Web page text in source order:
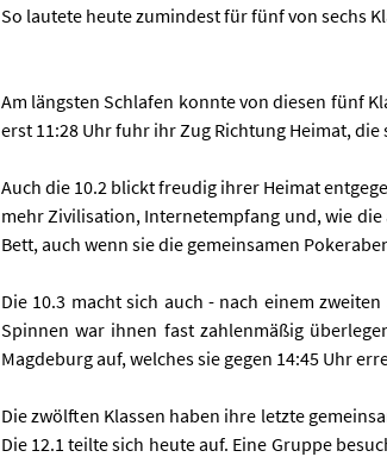
So lautete heute zumindest für fünf von sechs
Am längsten Schlafen konnte von diesen fünf
erst 11:28 Uhr fuhr ihr Zug Richtung Heimat,
Auch die 10.2 blickt freudig ihrer Heimat
mehr Zivilisation, Internetempfang und, wie
Bett, auch wenn sie die gemeinsamen
Die 10.3 macht sich auch - nach einem
Spinnen war ihnen fast zahlenmäßig
Magdeburg auf, welches sie gegen 14:45 Uhr
Die zwölften Klassen haben ihre letzte
Die 12.1 teilte sich heute auf. Eine Gruppe